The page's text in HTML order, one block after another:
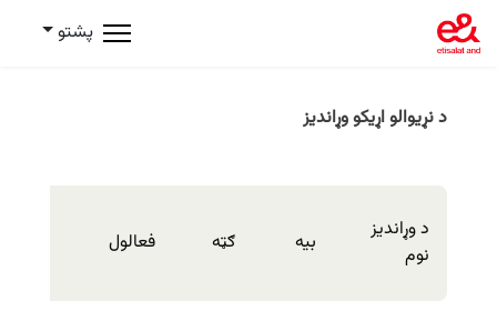
پشتو
د نړیوالو اړیکو وړاندیز
فعالول ګټه بیه
د وړاندیز
نوم